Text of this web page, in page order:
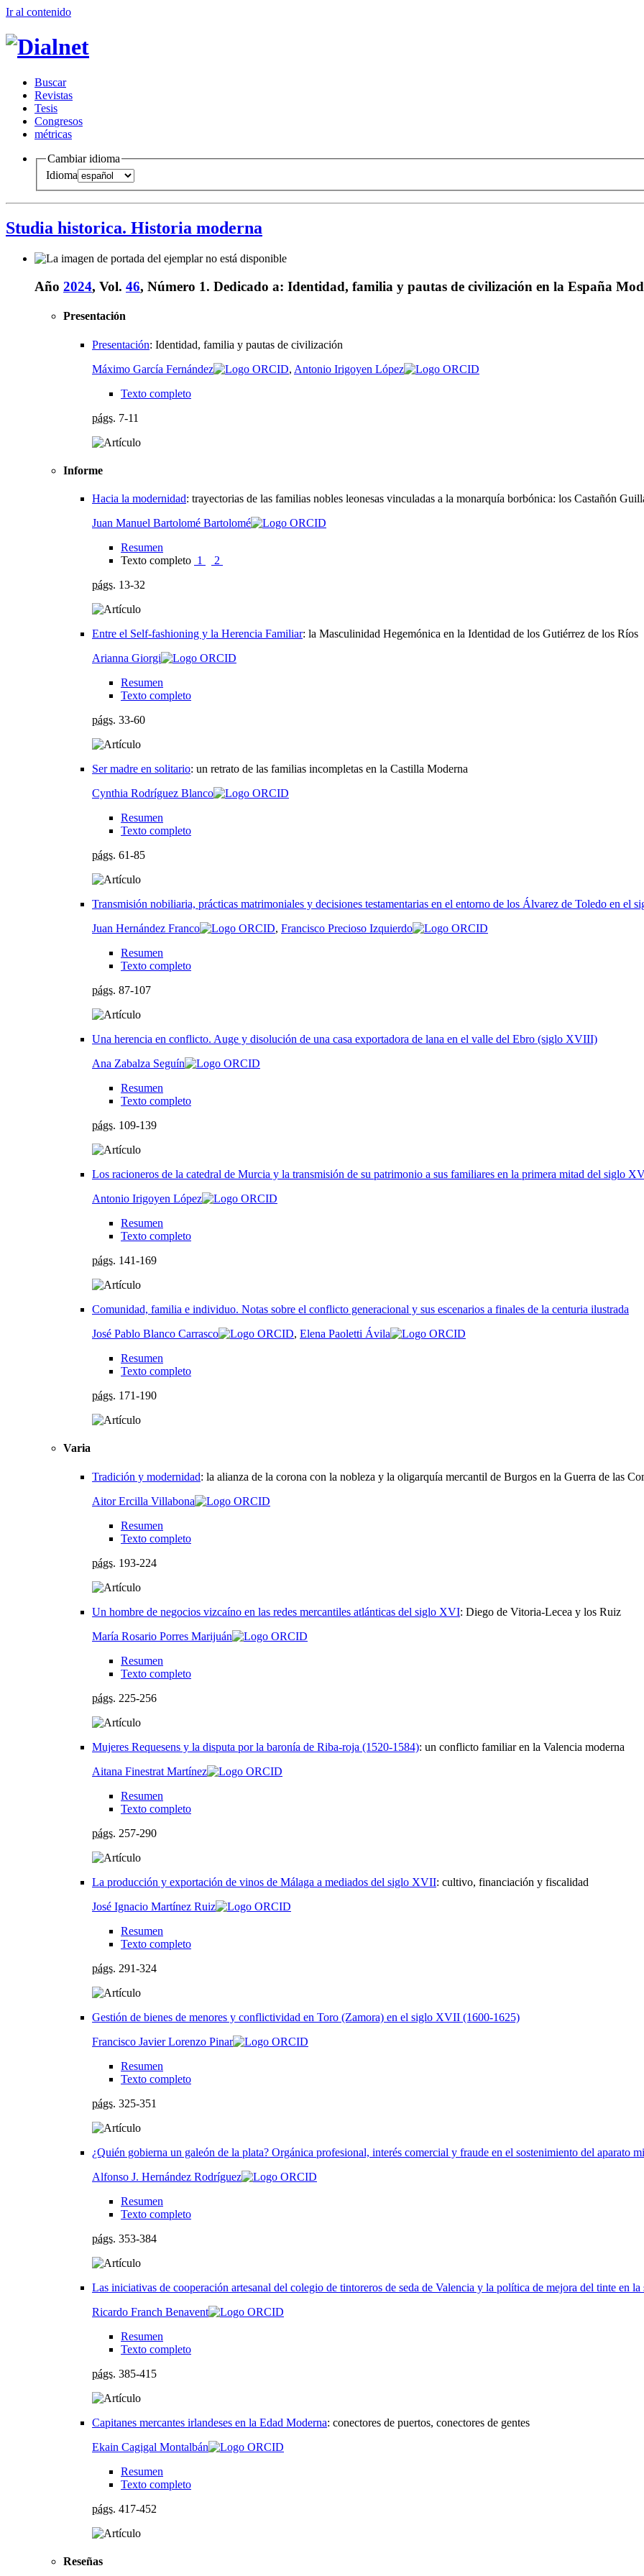
Ir al contenido
Buscar
Revistas
Tesis
Congresos
métricas
Cambiar idioma
Idioma
Studia historica. Historia moderna
Año 2024, Vol. 46, Número 1. Dedicado a: Identidad, familia y pautas de civilización en la España
Presentación
Presentación: Identidad, familia y pautas de civilización
Máximo García Fernández
, Antonio Irigoyen López
Texto completo
págs. 7-11
Informe
Hacia la modernidad: trayectorias de las familias nobles leonesas vinculadas a la monarquía borbónica: los Castañón
Juan Manuel Bartolomé Bartolomé
Resumen
Texto completo 1
2
págs. 13-32
Entre el Self-fashioning y la Herencia Familiar: la Masculinidad Hegemónica en la Identidad de los Gutiérrez de los Ríos
Arianna Giorgi
Resumen
Texto completo
págs. 33-60
Ser madre en solitario: un retrato de las familias incompletas en la Castilla Moderna
Cynthia Rodríguez Blanco
Resumen
Texto completo
págs. 61-85
Transmisión nobiliaria, prácticas matrimoniales y decisiones testamentarias en el entorno de los Álvarez de Toledo en el
Juan Hernández Franco
, Francisco Precioso Izquierdo
Resumen
Texto completo
págs. 87-107
Una herencia en conflicto. Auge y disolución de una casa exportadora de lana en el valle del Ebro (siglo XVIII)
Ana Zabalza Seguín
Resumen
Texto completo
págs. 109-139
Los racioneros de la catedral de Murcia y la transmisión de su patrimonio a sus familiares en la primera mitad del siglo
Antonio Irigoyen López
Resumen
Texto completo
págs. 141-169
Comunidad, familia e individuo. Notas sobre el conflicto generacional y sus escenarios a finales de la centuria ilustrada
José Pablo Blanco Carrasco
, Elena Paoletti Ávila
Resumen
Texto completo
págs. 171-190
Varia
Tradición y modernidad: la alianza de la corona con la nobleza y la oligarquía mercantil de Burgos en la Guerra de las
Aitor Ercilla Villabona
Resumen
Texto completo
págs. 193-224
Un hombre de negocios vizcaíno en las redes mercantiles atlánticas del siglo XVI: Diego de Vitoria-Lecea y los Ruiz
María Rosario Porres Marijuán
Resumen
Texto completo
págs. 225-256
Mujeres Requesens y la disputa por la baronía de Riba-roja (1520-1584): un conflicto familiar en la Valencia moderna
Aitana Finestrat Martínez
Resumen
Texto completo
págs. 257-290
La producción y exportación de vinos de Málaga a mediados del siglo XVII: cultivo, financiación y fiscalidad
José Ignacio Martínez Ruiz
Resumen
Texto completo
págs. 291-324
Gestión de bienes de menores y conflictividad en Toro (Zamora) en el siglo XVII (1600-1625)
Francisco Javier Lorenzo Pinar
Resumen
Texto completo
págs. 325-351
¿Quién gobierna un galeón de la plata? Orgánica profesional, interés comercial y fraude en el sostenimiento del
Alfonso J. Hernández Rodríguez
Resumen
Texto completo
págs. 353-384
Las iniciativas de cooperación artesanal del colegio de tintoreros de seda de Valencia y la política de mejora del tinte en
Ricardo Franch Benavent
Resumen
Texto completo
págs. 385-415
Capitanes mercantes irlandeses en la Edad Moderna: conectores de puertos, conectores de gentes
Ekain Cagigal Montalbán
Resumen
Texto completo
págs. 417-452
Reseñas